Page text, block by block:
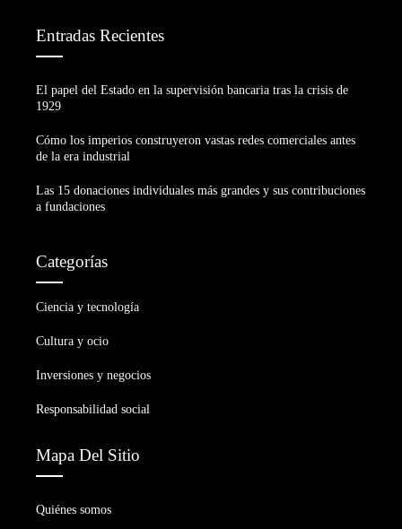
Entradas Recientes
El papel del Estado en la supervisión bancaria tras la crisis de
1929
Cómo los imperios construyeron vastas redes comerciales antes
de la era industrial
Las 15 donaciones individuales más grandes y sus contribuciones
a fundaciones
Categorías
Ciencia y tecnología
Cultura y ocio
Inversiones y negocios
Responsabilidad social
Mapa Del Sitio
Quiénes somos